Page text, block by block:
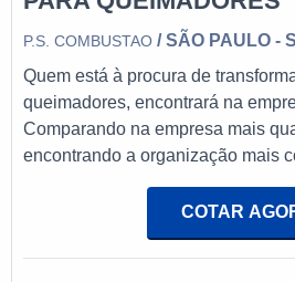
P.S. COMBUSTAO / SÃO PAULO -
Quem está à procura de
queimadores, encontrará na
Comparando na empresa mais
encontrando a organização mais
adquirido com empresas
Esse tipo de cuidado ajuda a
durabilidade dos materiais, além
COTAR